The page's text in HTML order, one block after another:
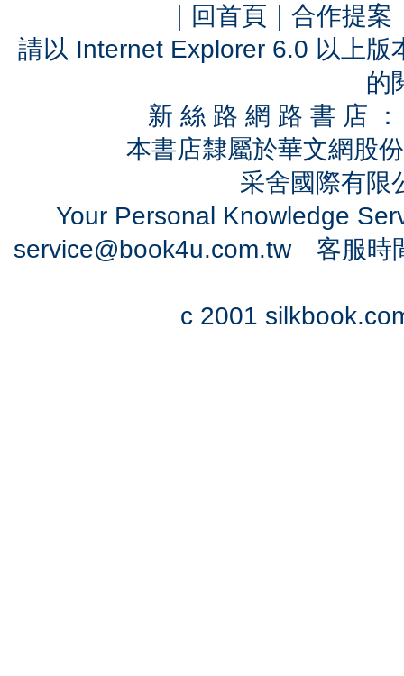
｜ 回首頁 ｜ 合作提案
請以 Internet Explorer 6.0 以上
的
新 絲 路 網 路 書 店
本書店隸屬於華文網股
采舍國際有
Your Personal Knowledge
service@book4u.com.tw客服時
c 2001